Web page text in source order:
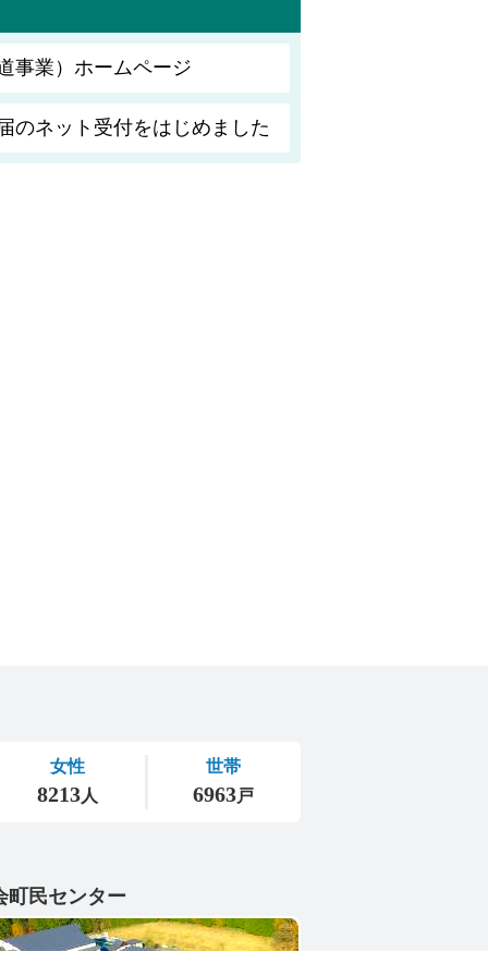
事業）ホームページ
のネット受付をはじめました
町民センター